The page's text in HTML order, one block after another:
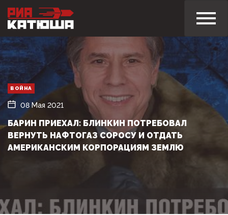
ВОЙНА
08 Мая 2021
БАРИН ПРИЕХАЛ: БЛИНКИН ПОТРЕБОВАЛ
ВЕРНУТЬ НАФТОГАЗ СОРОСУ И ОТДАТЬ
АМЕРИКАНСКИМ КОРПОРАЦИЯМ ЗЕМЛЮ